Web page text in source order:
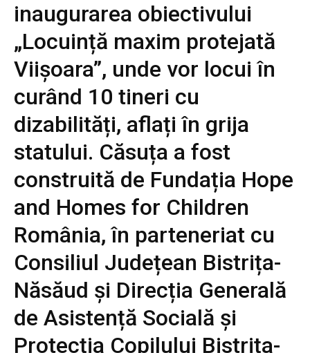
inaugurarea obiectivului
„Locuință maxim protejată
Viișoara”, unde vor locui în
curând 10 tineri cu
dizabilități, aflați în grija
statului. Căsuța a fost
construită de Fundația Hope
and Homes for Children
România, în parteneriat cu
Consiliul Județean Bistrița-
Năsăud și Direcția Generală
de Asistență Socială și
Protecția Copilului Bistrița-